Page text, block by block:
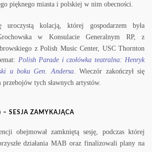
pięknego miasta i polskiej w nim obecności.
uroczystą kolacją, której gospodarzem była
w Konsulacie Generalnym RP, z
z Polish Music Center, USC Thornton
Polish Parade i czołówka teatralna: Henryk
u boku Gen. Andersa. Wieczór zakończył się
tych sławnych artystów.
SESJA ZAMYKAJĄCA
obejmował zamkniętą sesję, podczas której
działania MAB oraz finalizowali plany na